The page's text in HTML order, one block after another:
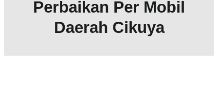
Perbaikan Per Mobil
Daerah Cikuya